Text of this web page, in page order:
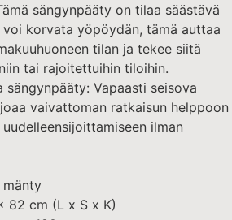
sängynpääty on tilaa säästävä
korvata yöpöydän, tämä auttaa
tilan ja tekee siitä
tai rajoitettuihin tiloihin.
sängynpääty: Vapaasti seisova
vaivattoman ratkaisun helppoon
ilman
mänty
82 cm (L x S x K)